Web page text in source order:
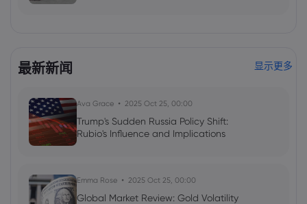
最新新闻 显示更多
Ava Grace 2025 Oct 25, 00:00
Trump's Sudden Russia Policy Shift:
Rubio's Influence and Implications
Emma Rose 2025 Oct 25, 00:00
Global Market Review: Gold Volatility